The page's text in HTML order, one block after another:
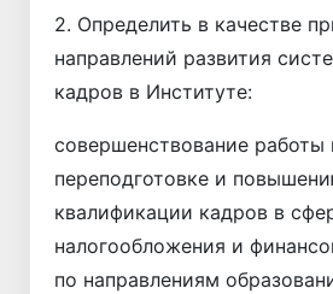
2. Определить в качестве
направлений развития
кадров в Институте:
совершенствование работы
переподготовке и
квалификации кадров в
налогообложения и
по направлениям